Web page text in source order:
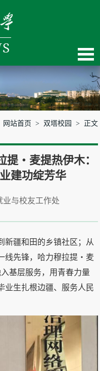
网站首页 > 双塔校园 > 正文
提・麦提热伊木：
建功绽芳华
与校友工作处
新疆和田的乡镇社区；从
线先锋，哈力穆拉提・麦
基层服务，用青春力量
业生扎根边疆、服务人民